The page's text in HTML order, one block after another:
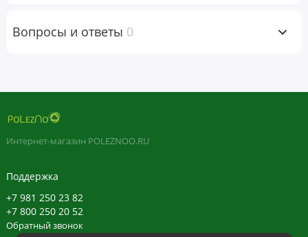
Крахмальная патока, сахар, вода, пектин, лимонная
Предупреждения
Хранить в недоступном для детей месте. Не следует
каких-либо препаратов следует проконсультироваться с
лечащим врачом. Хранить в сухом и прохладном месте,
Вопросы и ответы 0
Интернет-магазин POLEZNOO.RU
Поддержка
+7 981 250 23 82
+7 800 250 20 52
Обратный звонок